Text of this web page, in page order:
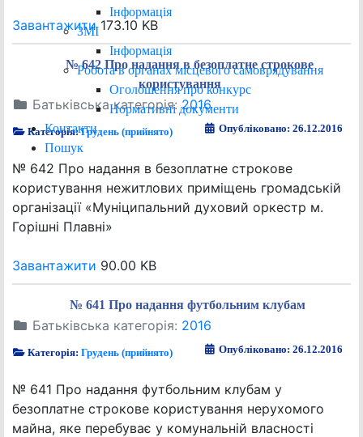
Інформація
ЗМІ
Інформація
Робота в органах місцевого самоврядування
Оголошення про конкурс
Нормативні документи
Контакти
Пошук
Завантажити173.10 KB
№ 642 Про надання в безоплатне строкове
користування
Батьківська категорія:2016
Категорія:Грудень (прийнято) Опубліковано: 26.12.2016
№ 642 Про надання в безоплатне строкове
користування нежитлових приміщень громадській
організації «Муніципальний духовий оркестр м.
Горішні Плавні»
Завантажити 90.00 KB
№ 641 Про надання футбольним клубам
Батьківська категорія: 2016
Категорія:Грудень (прийнято) Опубліковано: 26.12.2016
№ 641 Про надання футбольним клубам у
безоплатне строкове користування нерухомого
майна, яке перебуває у комунальній власності